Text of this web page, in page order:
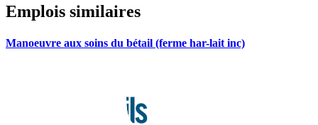
Emplois similaires
Manoeuvre aux soins du bétail (ferme har-lait inc)